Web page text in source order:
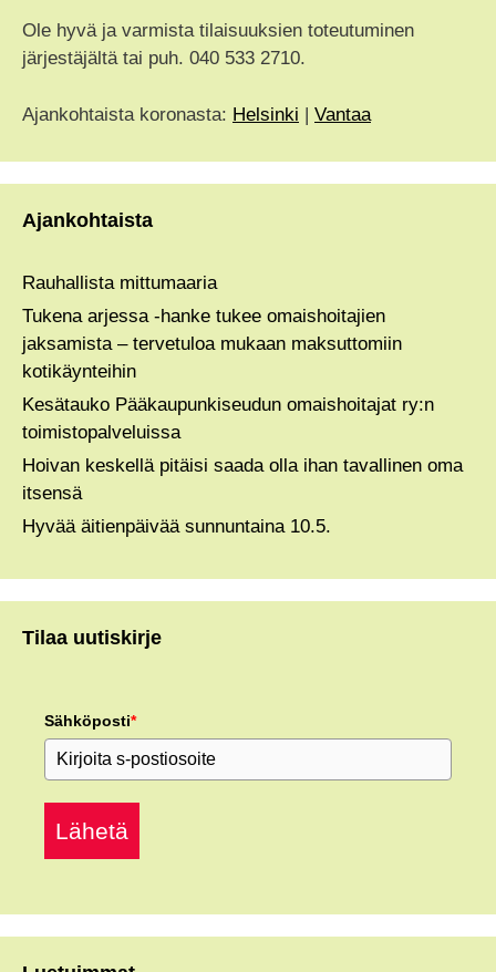
Ole hyvä ja varmista tilaisuuksien toteutuminen
järjestäjältä tai puh. 040 533 2710.
Ajankohtaista koronasta: Helsinki | Vantaa
Ajankohtaista
Rauhallista mittumaaria
Tukena arjessa -hanke tukee omaishoitajien
jaksamista – tervetuloa mukaan maksuttomiin
kotikäynteihin
Kesätauko Pääkaupunkiseudun omaishoitajat ry:n
toimistopalveluissa
Hoivan keskellä pitäisi saada olla ihan tavallinen oma
itsensä
Hyvää äitienpäivää sunnuntaina 10.5.
Tilaa uutiskirje
Sähköposti*
Lähetä